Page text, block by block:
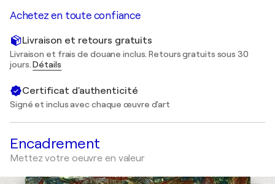
Achetez en toute confiance
Livraison et retours gratuits
Livraison et frais de douane inclus. Retours gratuits sous 30
jours.Détails
Certificat d'authenticité
Signé et inclus avec chaque œuvre d'art
Encadrement
Mettez votre oeuvre en valeur